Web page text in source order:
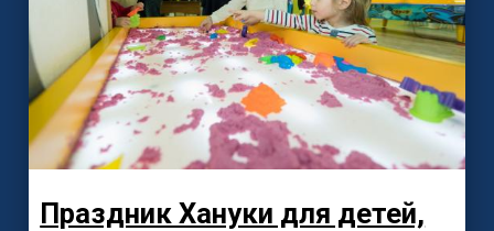
Праздник Хануки для детей,